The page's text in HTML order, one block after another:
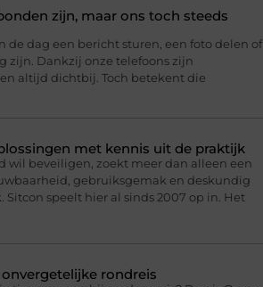
zijn, maar ons toch steeds
de dag een bericht sturen, een foto delen of
zijn. Dankzij onze telefoons zijn
altijd dichtbij. Toch betekent die
met kennis uit de praktijk
wil beveiligen, zoekt meer dan alleen een
gebruiksgemak en deskundig
speelt hier al sinds 2007 op in. Het
rondreis